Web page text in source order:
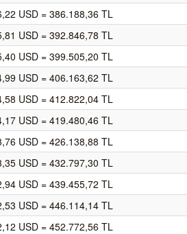
USD = 386.188,36 TL
USD = 392.846,78 TL
USD = 399.505,20 TL
USD = 406.163,62 TL
USD = 412.822,04 TL
USD = 419.480,46 TL
USD = 426.138,88 TL
USD = 432.797,30 TL
USD = 439.455,72 TL
USD = 446.114,14 TL
USD = 452.772,56 TL